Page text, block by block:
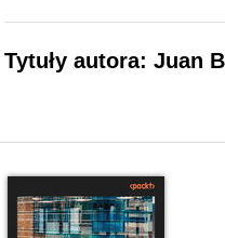
Tytuły autora: Juan